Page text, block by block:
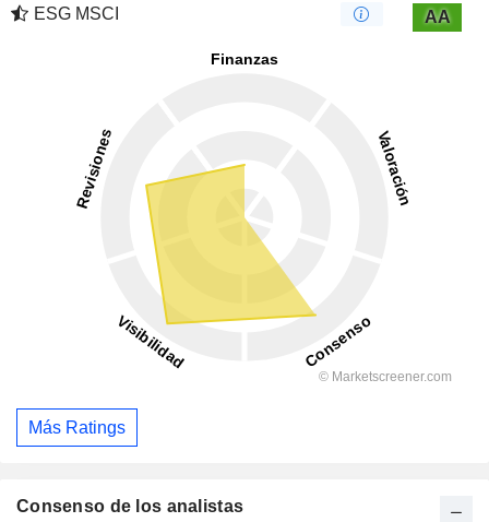
ESG MSCI
AA
Más Ratings
Consenso de los analistas